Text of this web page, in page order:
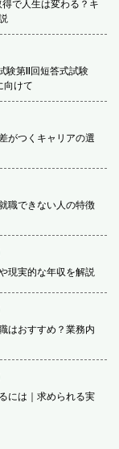
で人生は変わる？キ
験第Ⅱ回短答式試験
向けて
がつくキャリアの選
職できない人の特徴
現実的な年収を解説
はおすすめ？業務内
には｜求められる実